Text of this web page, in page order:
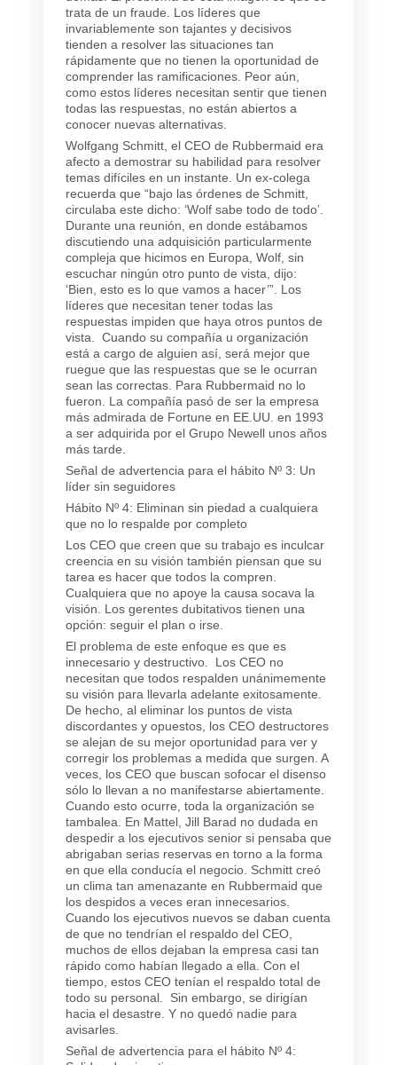
trata de un fraude. Los líderes que
invariablemente son tajantes y decisivos
tienden a resolver las situaciones tan
rápidamente que no tienen la oportunidad de
comprender las ramificaciones. Peor aún,
como estos líderes necesitan sentir que tienen
todas las respuestas, no están abiertos a
conocer nuevas alternativas.
Wolfgang Schmitt, el CEO de Rubbermaid era
afecto a demostrar su habilidad para resolver
temas difíciles en un instante. Un ex-colega
recuerda que “bajo las órdenes de Schmitt,
circulaba este dicho: ‘Wolf sabe todo de todo’.
Durante una reunión, en donde estábamos
discutiendo una adquisición particularmente
compleja que hicimos en Europa, Wolf, sin
escuchar ningún otro punto de vista, dijo:
‘Bien, esto es lo que vamos a hacer’”. Los
líderes que necesitan tener todas las
respuestas impiden que haya otros puntos de
vista. Cuando su compañía u organización
está a cargo de alguien así, será mejor que
ruegue que las respuestas que se le ocurran
sean las correctas. Para Rubbermaid no lo
fueron. La compañía pasó de ser la empresa
más admirada de Fortune en EE.UU. en 1993
a ser adquirida por el Grupo Newell unos años
más tarde.
Señal de advertencia para el hábito Nº 3: Un
líder sin seguidores
Hábito Nº 4: Eliminan sin piedad a cualquiera
que no lo respalde por completo
Los CEO que creen que su trabajo es inculcar
creencia en su visión también piensan que su
tarea es hacer que todos la compren.
Cualquiera que no apoye la causa socava la
visión. Los gerentes dubitativos tienen una
opción: seguir el plan o irse.
El problema de este enfoque es que es
innecesario y destructivo. Los CEO no
necesitan que todos respalden unánimemente
su visión para llevarla adelante exitosamente.
De hecho, al eliminar los puntos de vista
discordantes y opuestos, los CEO destructores
se alejan de su mejor oportunidad para ver y
corregir los problemas a medida que surgen. A
veces, los CEO que buscan sofocar el disenso
sólo lo llevan a no manifestarse abiertamente.
Cuando esto ocurre, toda la organización se
tambalea. En Mattel, Jill Barad no dudada en
despedir a los ejecutivos senior si pensaba que
abrigaban serias reservas en torno a la forma
en que ella conducía el negocio. Schmitt creó
un clima tan amenazante en Rubbermaid que
los despidos a veces eran innecesarios.
Cuando los ejecutivos nuevos se daban cuenta
de que no tendrían el respaldo del CEO,
muchos de ellos dejaban la empresa casi tan
rápido como habían llegado a ella. Con el
tiempo, estos CEO tenían el respaldo total de
todo su personal. Sin embargo, se dirigían
hacia el desastre. Y no quedó nadie para
avisarles.
Señal de advertencia para el hábito Nº 4: